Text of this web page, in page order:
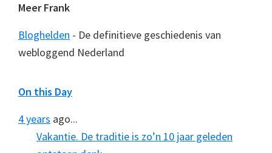
Meer Frank
Bloghelden - De definitieve geschiedenis van
webloggend Nederland
On this Day
4 years ago...
Vakantie. De traditie is zo’n 10 jaar geleden